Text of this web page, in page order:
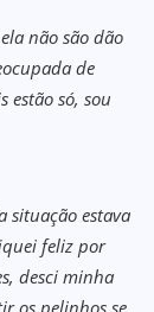
não são dão
de
estão só, sou
situação estava
feliz por
desci minha
os pelinhos se